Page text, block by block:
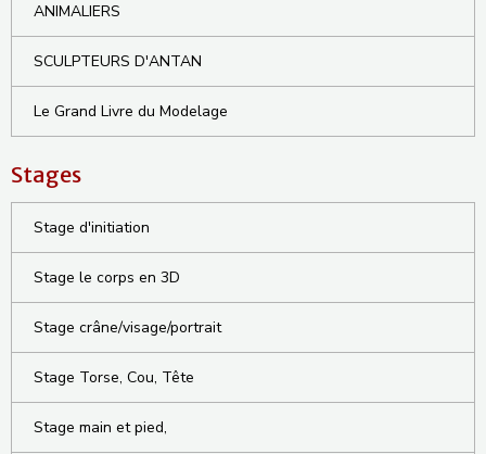
ANIMALIERS
SCULPTEURS D'ANTAN
Le Grand Livre du Modelage
Stages
Stage d'initiation
Stage le corps en 3D
Stage crâne/visage/portrait
Stage Torse, Cou, Tête
Stage main et pied,